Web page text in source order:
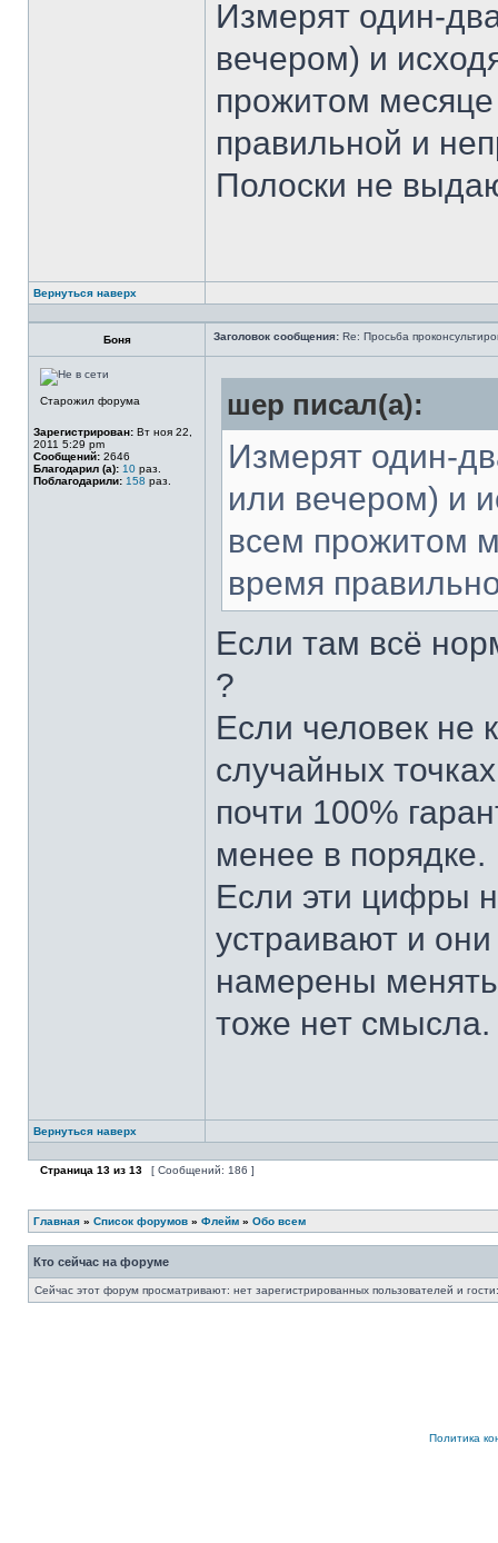
Измерят один-
вечером) и
прожитом
правильной и
Полоски не
Вернуться наверх
Боня Заголовок сообщения: Re: Просьба
Старожил форума
Зарегистрирован: Вт ноя 22,
2011 5:29 pm
Сообщений: 2646
Благодарил (а): 10 раз.
Поблагодарили: 158 раз.
шер писал(а):
Измерят один-
или вечером) и
всем прожитом
время
Если там всё
?
Если человек не
случайных
почти 100%
менее в порядке.
Если эти цифры
устраивают и
намерены
тоже нет смысла.
Вернуться наверх
Страница 13 из 13 [ Сообщений: 186 ]
Главная » Список форумов » Флейм » Обо всем
Кто сейчас на форуме
Сейчас этот форум просматривают: нет зарегистрированных пользователей и
Политика